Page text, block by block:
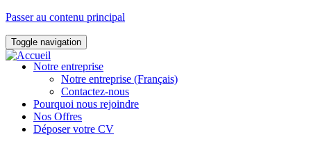
Passer au contenu principal
Toggle navigation
Notre entreprise
Notre entreprise (Français)
Contactez-nous
Pourquoi nous rejoindre
Nos Offres
Déposer votre CV